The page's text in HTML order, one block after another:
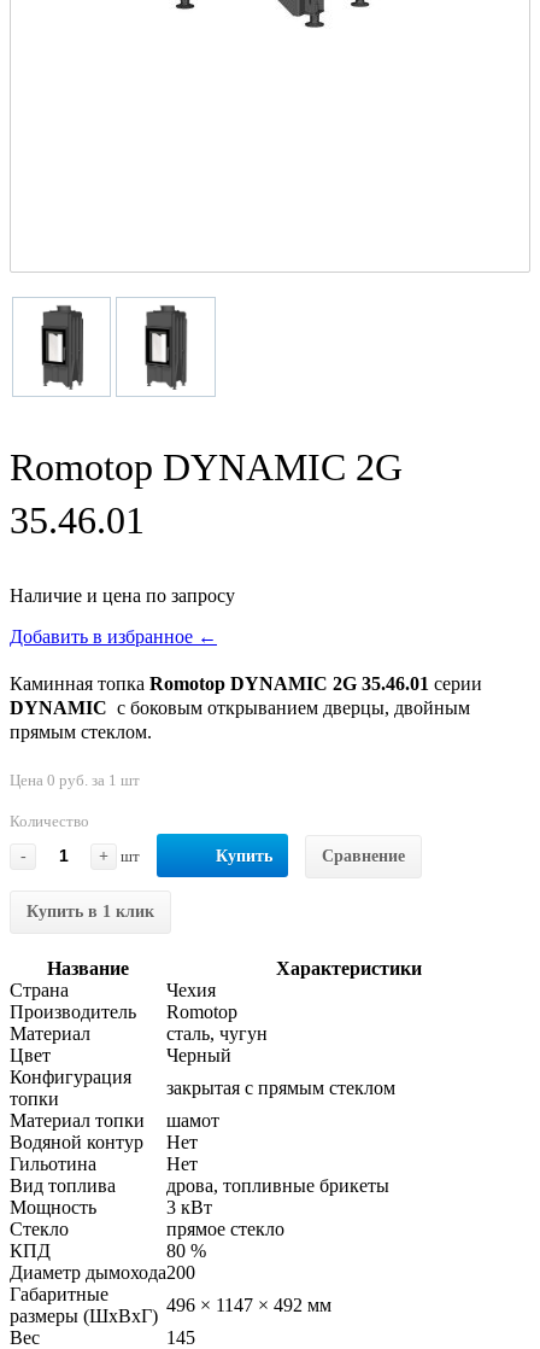
Romotop DYNAMIC 2G
35.46.01
Наличие и цена по запросу
Добавить в избранное ←
Каминная топка Romotop DYNAMIC 2G 35.46.01 серии
DYNAMIC с боковым открыванием дверцы, двойным
прямым стеклом.
Цена 0 руб. за 1 шт
Количество
-
+ шт Купить Сравнение
Купить в 1 клик
Название
Характеристики
Страна
Чехия
Производитель
Romotop
Материал
сталь, чугун
Цвет
Черный
Конфигурация
топки
закрытая с прямым стеклом
Материал топки
шамот
Водяной контур
Нет
Гильотина
Нет
Вид топлива
дрова, топливные брикеты
Мощность
3 кВт
Стекло
прямое стекло
КПД
80 %
Диаметр дымохода200
Габаритные
размеры (ШхВхГ)
496 × 1147 × 492 мм
Вес
145